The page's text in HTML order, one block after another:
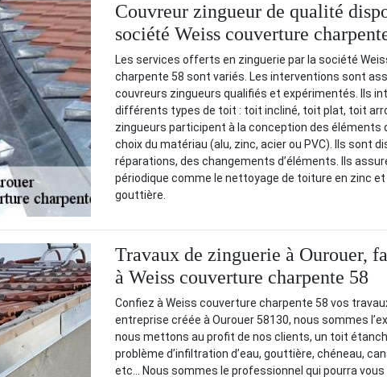
Couvreur zingueur de qualité
société Weiss couverture
Les services offerts en zinguerie par la société
charpente 58 sont variés. Les interventions sont
couvreurs zingueurs qualifiés et expérimentés. Ils
différents types de toit : toit incliné, toit plat, toit
zingueurs participent à la conception des éléments
choix du matériau (alu, zinc, acier ou PVC). Ils sont
réparations, des changements d’éléments. Ils
périodique comme le nettoyage de toiture en zinc
gouttière.
Travaux de zinguerie à Ourouer,
à Weiss couverture charpente 58
Confiez à Weiss couverture charpente 58 vos
entreprise créée à Ourouer 58130, nous sommes
nous mettons au profit de nos clients, un toit
problème d’infiltration d’eau, gouttière, chéneau,
etc… Nous sommes le professionnel qui pourra